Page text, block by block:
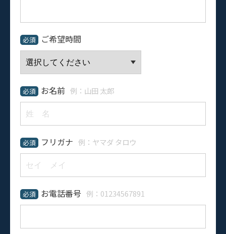
必須 ご希望時間
必須 お名前 例：山田 太郎
必須 フリガナ 例：ヤマダ タロウ
必須 お電話番号 例：01234567891